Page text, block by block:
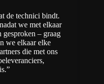
de technici bindt.
we met elkaar
gesproken – graag
we elkaar elke
die met ons